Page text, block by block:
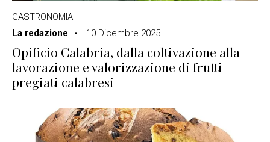
GASTRONOMIA
La redazione
10 Dicembre 2025
Opificio Calabria, dalla coltivazione alla
lavorazione e valorizzazione di frutti
pregiati calabresi